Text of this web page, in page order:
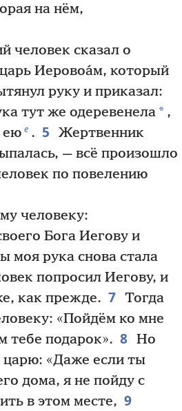
на нём,
человек сказал о
Иеровоа́м, который
руку и приказал:
тут же одеревенела* ,
ею е . 5
Жертвенник
— всё произошло
по повелению
человеку:
Бога Иегову и
моя рука снова стала
попросил Иегову, и
как прежде. 7 Тогда
«Пойдём ко мне
тебе подарок». 8 Но
«Даже если ты
дома, я не пойду с
в этом месте, 9